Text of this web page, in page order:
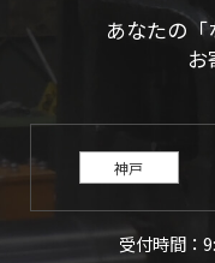
あなたの
お
神戸
受付時間：